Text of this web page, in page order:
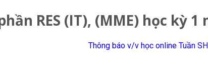
RES (IT), (MME) học kỳ 1
Thông báo v/v học online Tuần